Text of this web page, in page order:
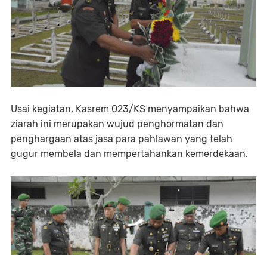
Usai kegiatan, Kasrem 023/KS menyampaikan bahwa
ziarah ini merupakan wujud penghormatan dan
penghargaan atas jasa para pahlawan yang telah
gugur membela dan mempertahankan kemerdekaan.